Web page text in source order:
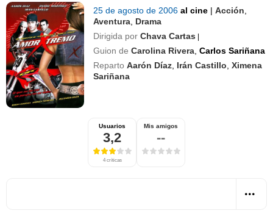
25 de agosto de 2006al cine | Acción
Aventura Drama
Dirigida por Chava Cartas |
Guion de Carolina Rivera ,Carlos Sariñana
Reparto Aarón Díaz Irán Castillo ,Ximena
Sariñana
Usuarios
3,2
4 críticas
Mis amigos
--